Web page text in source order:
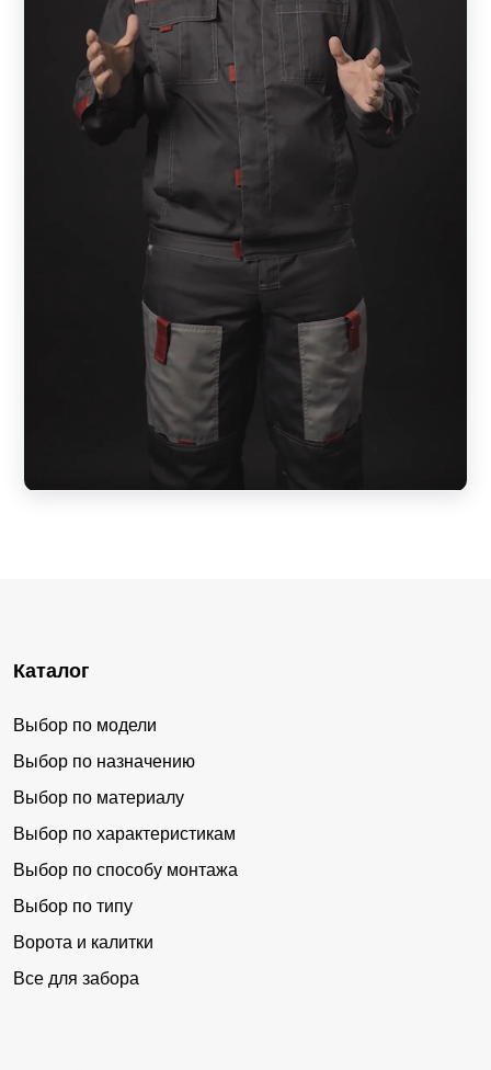
Каталог
Выбор по модели
Выбор по назначению
Выбор по материалу
Выбор по характеристикам
Выбор по способу монтажа
Выбор по типу
Ворота и калитки
Все для забора